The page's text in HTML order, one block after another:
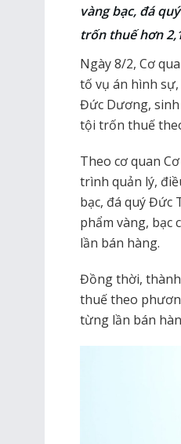
vàng bạc, đá
trốn thuế hơn
Ngày 8/2, Cơ
tố vụ án hình
Đức Dương, sinh
tội trốn thuế
Theo cơ quan
trình quản lý,
bạc, đá quý Đức
phẩm vàng,
lần bán hàng.
Đồng thời,
thuế theo
từng lần bán